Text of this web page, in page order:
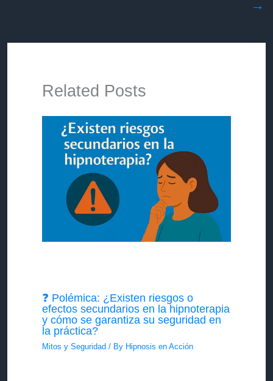
→
Related Posts
❓ Polémica: ¿Existen riesgos o
efectos secundarios en la hipnoterapia
y cómo se garantiza su seguridad en
la práctica?
Mitos y Seguridad / By Hipnosis en Acción